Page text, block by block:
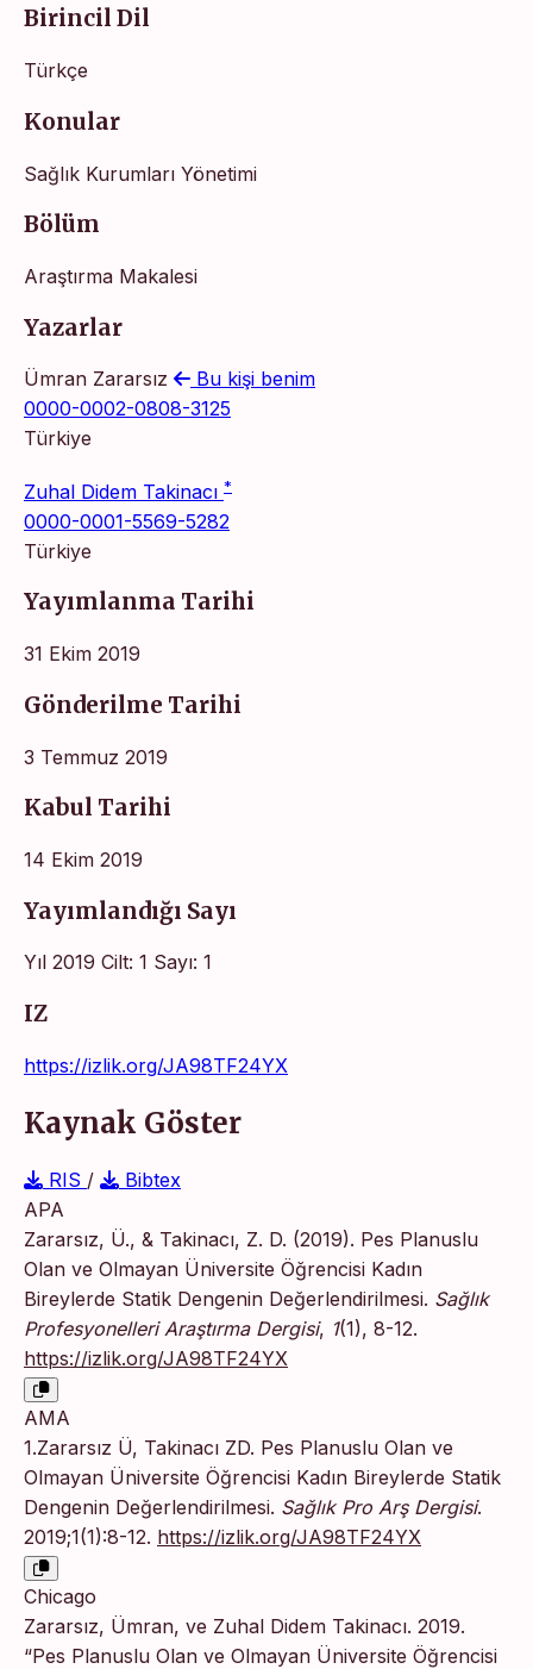
Birincil Dil
Türkçe
Konular
Sağlık Kurumları Yönetimi
Bölüm
Araştırma Makalesi
Yazarlar
Ümran Zararsız
Bu kişi benim
0000-0002-0808-3125
Türkiye
Zuhal Didem Takinacı *
0000-0001-5569-5282
Türkiye
Yayımlanma Tarihi
31 Ekim 2019
Gönderilme Tarihi
3 Temmuz 2019
Kabul Tarihi
14 Ekim 2019
Yayımlandığı Sayı
Yıl 2019 Cilt: 1 Sayı: 1
IZ
https://izlik.org/JA98TF24YX
Kaynak Göster
RIS /
Bibtex
APA
Zararsız, Ü., & Takinacı, Z. D. (2019). Pes Planuslu
Olan ve Olmayan Üniversite Öğrencisi Kadın
Bireylerde Statik Dengenin Değerlendirilmesi. Sağlık
Profesyonelleri Araştırma Dergisi, 1(1), 8-12.
https://izlik.org/JA98TF24YX
AMA
1.Zararsız Ü, Takinacı ZD. Pes Planuslu Olan ve
Olmayan Üniversite Öğrencisi Kadın Bireylerde Statik
Dengenin Değerlendirilmesi. Sağlık Pro Arş Dergisi.
2019;1(1):8-12. https://izlik.org/JA98TF24YX
Chicago
Zararsız, Ümran, ve Zuhal Didem Takinacı. 2019.
“Pes Planuslu Olan ve Olmayan Üniversite Öğrencisi